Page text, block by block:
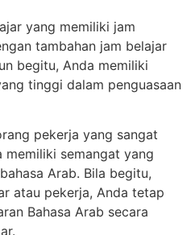
yang memiliki jam
tambahan jam belajar
begitu, Anda memiliki
tinggi dalam penguasaan
pekerja yang sangat
semangat yang
Arab. Bila begitu,
atau pekerja, Anda tetap
Bahasa Arab secara